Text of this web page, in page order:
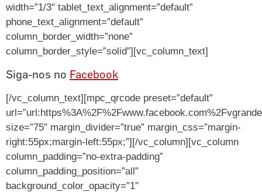
width=”1/3″ tablet_text_alignment=”default”
phone_text_alignment=”default”
column_border_width=”none”
column_border_style=”solid”][vc_column_text]
Siga-nos no Facebook
[/vc_column_text][mpc_qrcode preset=”default”
size=”75″ margin_divider=”true” margin_css=”margin-
right:55px;margin-left:55px;”][/vc_column][vc_column
column_padding=”no-extra-padding”
column_padding_position=”all”
background_color_opacity=”1″